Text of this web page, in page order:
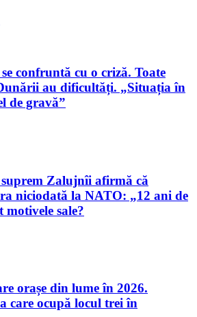
confruntă cu o criză. Toate
au dificultăți. „Situația în
de gravă”
Zalujnîi afirmă că
niciodată la NATO: „12 ani de
motivele sale?
orașe din lume în 2026.
care ocupă locul trei în